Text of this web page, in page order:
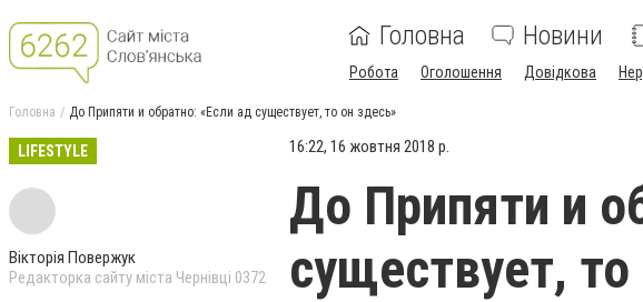
Головна Новини
Робота Оголошення Довідкова
Головна До Припяти и обратно: «Если ад существует, то он здесь»
LIFESTYLE
Вікторія Повержук
Редакторка сайту міста Чернівці 0372
16:22, 16 жовтня 2018 р.
До Припяти и
существует,